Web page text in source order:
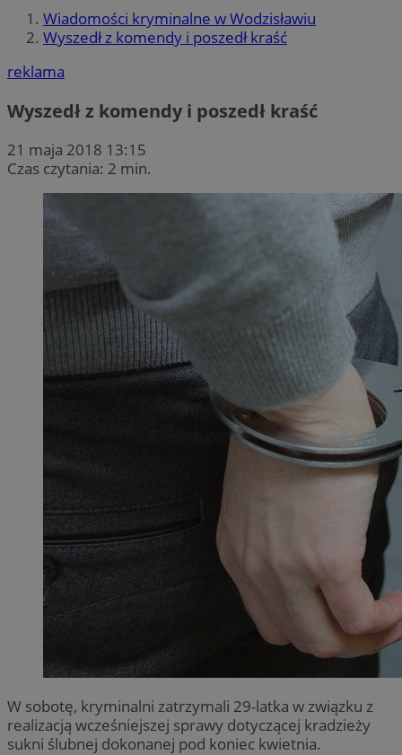
Wiadomości kryminalne w Wodzisławiu
Wyszedł z komendy i poszedł kraść
reklama
Wyszedł z komendy i poszedł kraść
21 maja 2018 13:15
Czas czytania: 2 min.
W sobotę, kryminalni zatrzymali 29-latka w związku z
realizacją wcześniejszej sprawy dotyczącej kradzieży
sukni ślubnej dokonanej pod koniec kwietnia.